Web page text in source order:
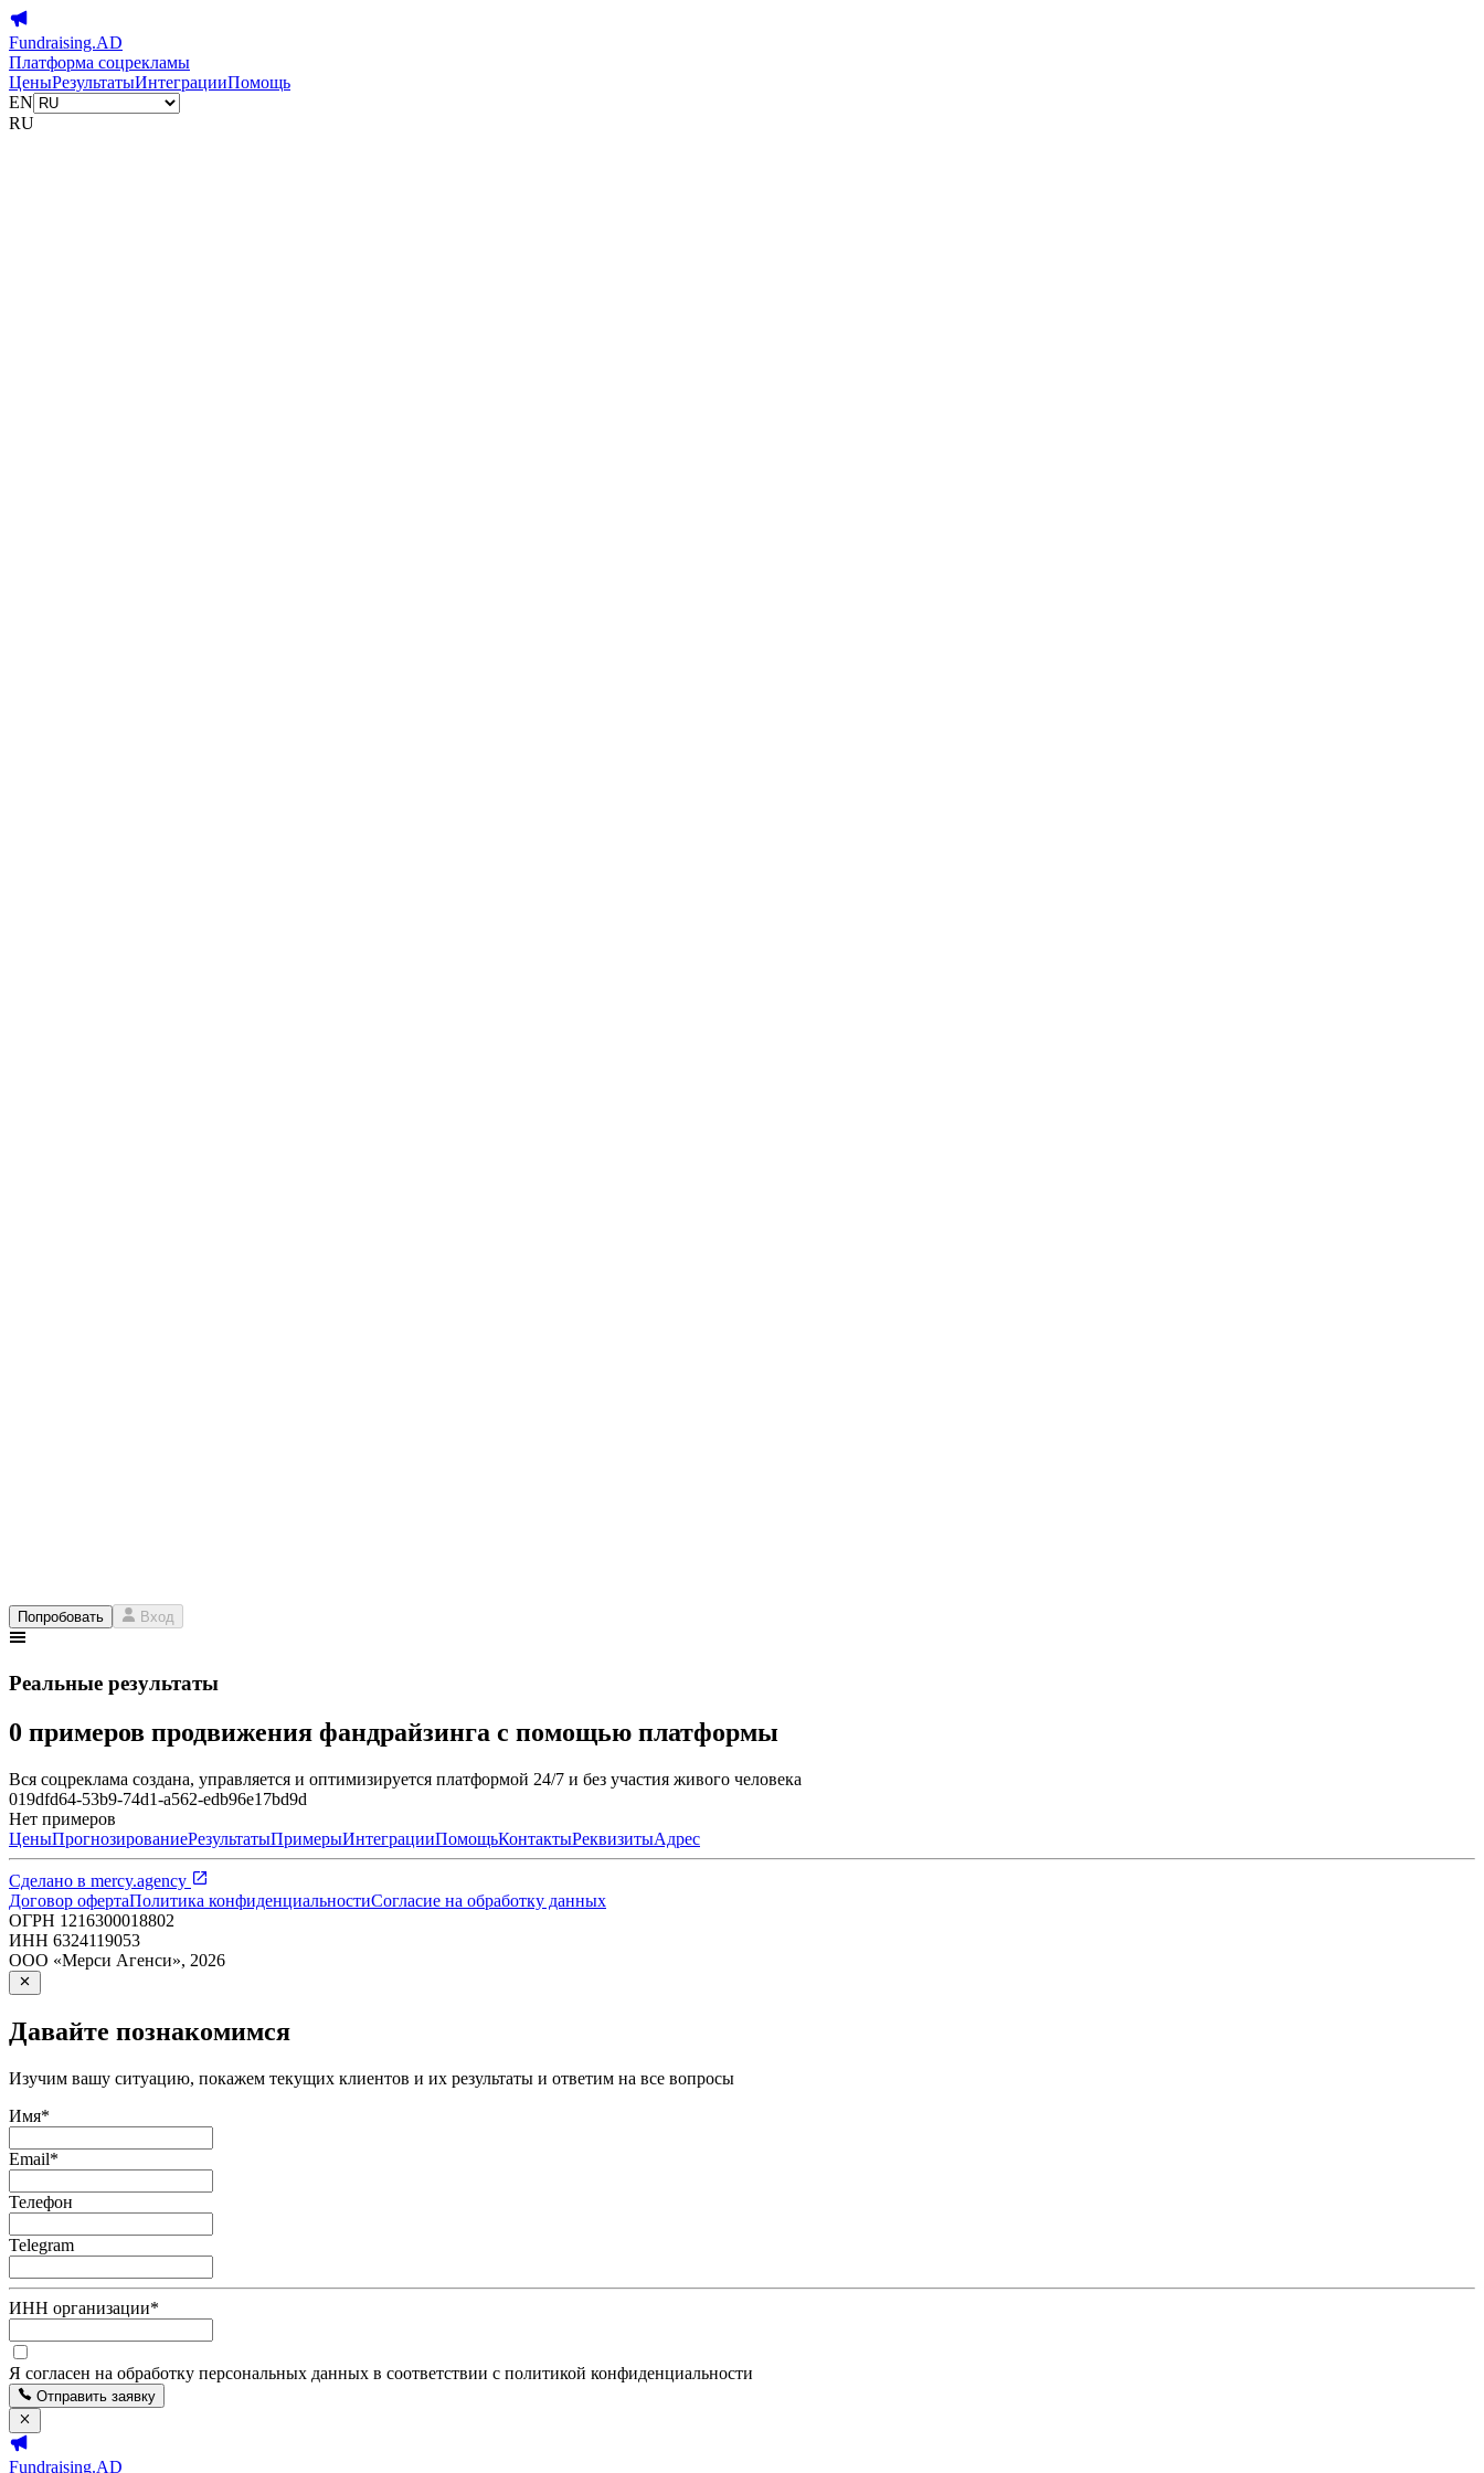
Fundraising.AD
Платформа соцрекламы
ЦеныРезультатыИнтеграцииПомощь
EN
RU
Попробовать Вход
Реальные результаты
0 примеров продвижения фандрайзинга с помощью платформы
Вся соцреклама создана, управляется и оптимизируется платформой 24/7 и без участия живого человека
019dfd64-53b9-74d1-a562-edb96e17bd9d
Нет примеров
ЦеныПрогнозированиеРезультатыПримерыИнтеграцииПомощьКонтактыРеквизитыАдрес
Сделано в mercy.agency
Договор офертаПолитика конфиденциальностиСогласие на обработку данных
ОГРН 1216300018802
ИНН 6324119053
ООО «Мерси Агенси», 2026
Давайте познакомимся
Изучим вашу ситуацию, покажем текущих клиентов и их результаты и ответим на все вопросы
Имя*
Email*
Телефон
Telegram
ИНН организации*
Я согласен на обработку персональных данных в соответствии с политикой конфиденциальности
Отправить заявку
Fundraising.AD